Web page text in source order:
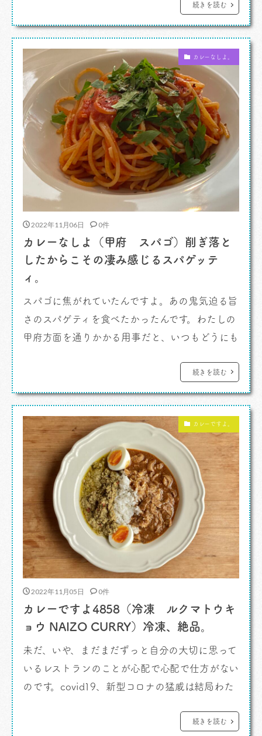
いわたし（取材と記録がほとんどとなる為）とし
てはなんともいえぬ嬉しさ、新鮮さがあるので
んですが、そのメンバーごと熱海にいるという
[…]
続きを読む
カレーなしよ。
2022年11月06日 0件
カレーなしよ（甲府 スパゴ）削ぎ落と
したからこその凄み感じるスパゲッテ
ィ。
スパゴに焦がれていたんですよ。あの鬼気迫る旨
さのスパゲティを食べたかったんです。わたしの
甲府方面を通りかかる用事だと、いつもどうにも
よ。 この日はスパゴのランチタイムにシリア
スに時間調整をして高速道路を使って間違えのな
メだな。 で、やはり素晴らしいものであると
[…]
続きを読む
カレーですよ。
2022年11月05日 0件
カレーですよ4858（冷凍 ルクマトウキ
ョウ NAIZO CURRY）冷凍、絶品。
未だ、いや、まだまだずっと自分の大切に思って
いるレストランのことが心配で心配で仕方がない
のです。covid19、新型コロナの猛威は結局わた
らまだまだ収まる感がありません。 カレーで
続きを読む